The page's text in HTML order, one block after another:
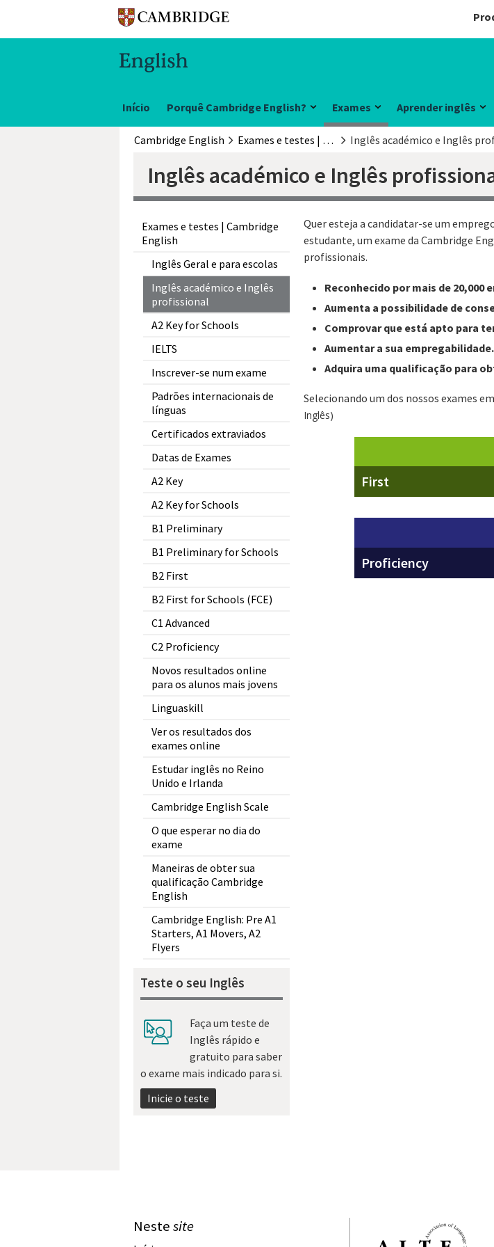
Início Porquê Cambridge English? Exames Aprender inglês
Cambridge English Exames e testes | Cambridge English Inglês académico e Inglês
Inglês académico e Inglês
Exames e testes | Cambridge
English
Inglês Geral e para escolas
Inglês académico e Inglês
profissional
A2 Key for Schools
IELTS
Inscrever-se num exame
Padrões internacionais de
línguas
Certificados extraviados
Datas de Exames
A2 Key
A2 Key for Schools
B1 Preliminary
B1 Preliminary for Schools
B2 First
B2 First for Schools (FCE)
C1 Advanced
C2 Proficiency
Novos resultados online
para os alunos mais jovens
Linguaskill
Ver os resultados dos
exames online
Estudar inglês no Reino
Unido e Irlanda
Cambridge English Scale
O que esperar no dia do
exame
Maneiras de obter sua
qualificação Cambridge
English
Cambridge English: Pre A1
Starters, A1 Movers, A2
Flyers
Teste o seu Inglês
Faça um teste de
Inglês rápido e
gratuito para saber
o exame mais indicado para si.
Inicie o teste
Quer esteja a candidatar-se um
estudante, um exame da Cambridge
profissionais.
Reconhecido por mais de
Aumenta a possibilidade de
Comprovar que está apto para
Aumentar a sua empregabilidade.
Adquira uma qualificação para
Selecionando um dos nossos exames
Inglês)
First
Proficiency
Nestesite